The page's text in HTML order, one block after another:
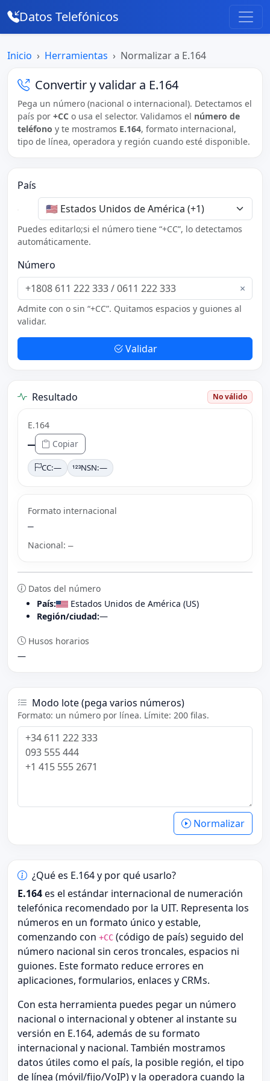
Datos Telefónicos
Inicio Herramientas Normalizar a E.164
Convertir y validar a E.164
Pega un número (nacional o internacional). Detectamos el
país por +CC o usa el selector. Validamos el número de
teléfono y te mostramos E.164, formato internacional,
tipo de línea, operadora y región cuando esté disponible.
País
Puedes editarlo;si el número tiene “+CC”, lo detectamos
automáticamente.
Número
×
Admite con o sin “+CC”. Quitamos espacios y guiones al
validar.
Validar
Resultado No válido
E.164
— Copiar
CC:— NSN:—
Formato internacional
—
Nacional: —
Datos del número
País:
Estados Unidos de América (US)
Región/ciudad:—
Husos horarios
—
Modo lote (pega varios números)
Formato: un número por línea. Límite: 200 filas.
Normalizar
¿Qué es E.164 y por qué usarlo?
E.164es el estándar internacional de numeración
telefónica recomendado por la UIT. Representa los
números en un formato único y estable,
comenzando con +CC (código de país) seguido del
número nacional sin ceros troncales, espacios ni
guiones. Este formato reduce errores en
aplicaciones, formularios, enlaces y CRMs.
Con esta herramienta puedes pegar un número
nacional o internacional y obtener al instante su
versión en E.164, además de su formato
internacional y nacional. También mostramos
datos útiles como el país, la posible región, el tipo
de línea (móvil/fijo/VoIP) y la operadora cuando la